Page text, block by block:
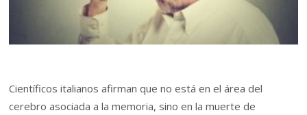
Científicos italianos afirman que no está en el área del
cerebro asociada a la memoria, sino en la muerte de